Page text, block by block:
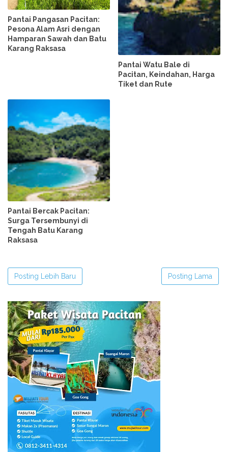
Pantai Pangasan Pacitan:
Pesona Alam Asri dengan
Hamparan Sawah dan Batu
Karang Raksasa
Pantai Watu Bale di
Pacitan, Keindahan, Harga
Tiket dan Rute
Pantai Bercak Pacitan:
Surga Tersembunyi di
Tengah Batu Karang
Raksasa
Posting Lebih Baru Posting Lama